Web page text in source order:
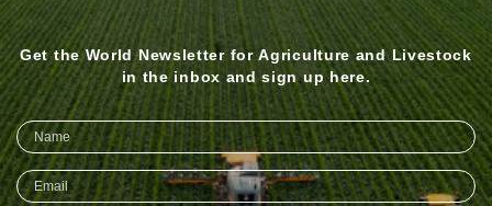
Get the World Newsletter for Agriculture and Livestock
in the inbox and sign up here.